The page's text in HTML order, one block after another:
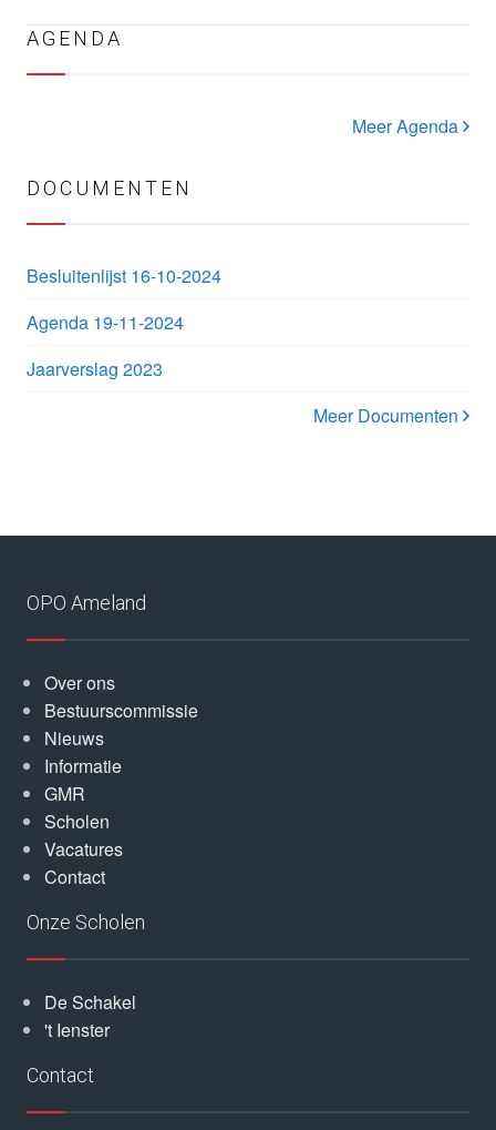
AGENDA
Meer Agenda
DOCUMENTEN
Besluitenlijst 16-10-2024
Agenda 19-11-2024
Jaarverslag 2023
Meer Documenten
OPO Ameland
Over ons
Bestuurscommissie
Nieuws
Informatie
GMR
Scholen
Vacatures
Contact
Onze Scholen
De Schakel
't Ienster
Contact